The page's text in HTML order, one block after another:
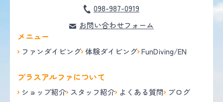
098-987-0919
お問い合わせフォーム
メニュー
ファンダイビング 体験ダイビング FunDiving/EN
プラスアルファについて
ショップ紹介 スタッフ紹介 よくある質問 ブログ